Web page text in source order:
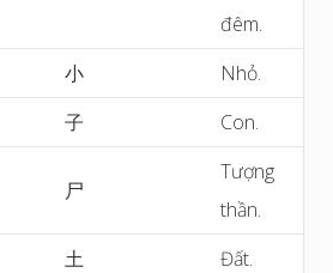
đêm.
小
Nhỏ.
子 Con.
尸
Tượng
thần.
土
Đất.